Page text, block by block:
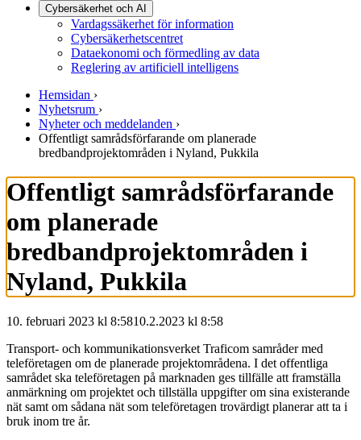
Cybersäkerhet och AI
Vardagssäkerhet för information
Cybersäkerhetscentret
Dataekonomi och förmedling av data
Reglering av artificiell intelligens
Hemsidan ›
Nyhetsrum ›
Nyheter och meddelanden ›
Offentligt samrådsförfarande om planerade
bredbandprojektområden i Nyland, Pukkila
Offentligt samrådsförfarande
om planerade
bredbandprojektområden i
Nyland, Pukkila
10. februari 2023 kl 8:5810.2.2023 kl 8:58
Transport- och kommunikationsverket Traficom samråder med
teleföretagen om de planerade projektområdena. I det offentliga
samrådet ska teleföretagen på marknaden ges tillfälle att framställa
anmärkning om projektet och tillställa uppgifter om sina existerande
nät samt om sådana nät som teleföretagen trovärdigt planerar att ta i
bruk inom tre år.